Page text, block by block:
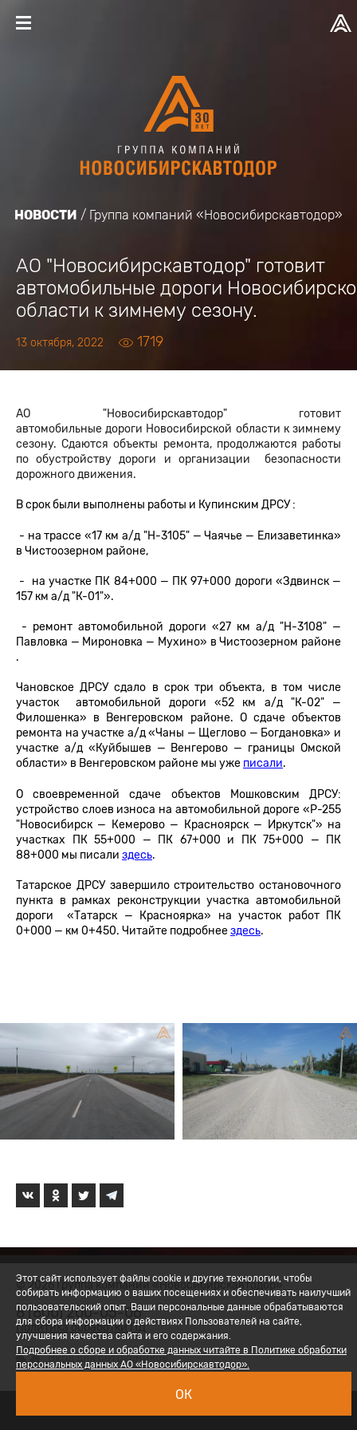
НОВОСТИ Группа компаний «Новосибирскавтодор»
АО "Новосибирскавтодор" готовит
автомобильные дороги
области к зимнему сезону.
13 октября, 2022 1719
АО "Новосибирскавтодор" готовит
автомобильные дороги Новосибирской области к зимнему
сезону. Сдаются объекты ремонта, продолжаются работы
по обустройству дороги и организации безопасности
дорожного движения.
В срок были выполнены работы и Купинским ДРСУ :
- на трассе «17 км а/д "Н-3105" — Чаячье — Елизаветинка»
в Чистоозерном районе,
- на участке ПК 84+000 — ПК 97+000 дороги «Здвинск —
157 км а/д "К-01"».
- ремонт автомобильной дороги «27 км а/д "Н-3108" —
Павловка — Мироновка — Мухино» в Чистоозерном районе
.
Чановское ДРСУ сдало в срок три объекта, в том числе
участок автомобильной дороги «52 км а/д "К-02" —
Филошенка» в Венгеровском районе. О сдаче объектов
ремонта на участке а/д «Чаны — Щеглово — Богдановка» и
участке а/д «Куйбышев — Венгерово — границы Омской
области» в Венгеровском районе мы уже писали.
О своевременной сдаче объектов Мошковским ДРСУ:
устройство слоев износа на автомобильной дороге «Р-255
"Новосибирск — Кемерово — Красноярск — Иркутск"» на
участках ПК 55+000 — ПК 67+000 и ПК 75+000 — ПК
88+000 мы писали здесь.
Татарское ДРСУ завершило строительство остановочного
пункта в рамках реконструкции участка автомобильной
дороги «Татарск — Красноярка» на участок работ ПК
0+000 — км 0+450. Читайте подробнеездесь.
© 2026 Группа компаний «Новосибирскавтодор»
8 (800) 200-05-06
Политика обработки ПД
Вход для сотрудников
Этот сайт использует файлы cookie и другие технологии, чтобы
собирать информацию о ваших посещениях и обеспечивать наилучший
пользовательский опыт. Ваши персональные данные обрабатываются
для сбора информации о действиях Пользователей на сайте,
улучшения качества сайта и его содержания.
Подробнее о сборе и обработке данных читайте в Политике обработки
персональных данных АО «Новосибирскавтодор».
ОК